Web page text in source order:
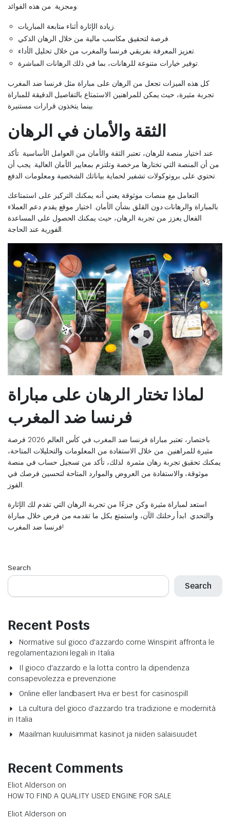
ومجزية. من هذه الفوائد:
زيادة الإثارة أثناء متابعة المباريات.
فرصة لتحقيق مكاسب مالية من خلال الرهان الذكي.
تعزيز المعرفة بفريقي فرنسا والمغرب من خلال تحليل الأداء.
توفير خيارات متنوعة للرهانات، بما في ذلك الرهانات المباشرة.
كل هذه الميزات تجعل من الرهان على مباراة مثل فرنسا ضد المغرب
تجربة مثيرة، حيث يمكن للمراهنين الاستمتاع بالتفاصيل الدقيقة للمباراة
بينما يتخذون قرارات مستنيرة.
الثقة والأمان في الرهان
عند اختيار منصة للرهان، تعتبر الثقة والأمان من العوامل الأساسية. تأكد
من أن المنصة التي تختارها مرخصة وتلتزم بمعايير الأمان العالية. يجب أن
تحتوي على بروتوكولات تشفير لحماية بياناتك الشخصية ومعلومات الدفع.
التعامل مع منصات موثوقة يعني أنه يمكنك التركيز على استمتاعك
بالمباراة والرهانات دون القلق بشأن الأمان. اختيار موقع يقدم دعم العملاء
الفعال يعزز من تجربة الرهان، حيث يمكنك الحصول على المساعدة
الفورية عند الحاجة.
لماذا تختار الرهان على مباراة
فرنسا ضد المغرب
باختصار، تعتبر مباراة فرنسا ضد المغرب في كأس العالم 2026 فرصة
مثيرة للمراهنين. من خلال الاستفادة من المعلومات والتحليلات المتاحة،
يمكنك تحقيق تجربة رهان مثمرة. لذلك، تأكد من تسجيل حساب في منصة
موثوقة، والاستفادة من العروض والموارد المتاحة لتحسين فرصك في
الفوز.
استعد لمباراة مثيرة وكن جزءًا من تجربة الرهان التي تقدم لك الإثارة
والتحدي. ابدأ رحلتك الآن، واستمتع بكل ما تقدمه من فرص خلال مباراة
فرنسا ضد المغرب!
Search
Search
Recent Posts
Normative sul gioco d'azzardo come Winspirit affronta le
regolamentazioni legali in Italia
Il gioco d'azzardo e la lotta contro la dipendenza
consapevolezza e prevenzione
Online eller landbasert Hva er best for casinospill
La cultura del gioco d'azzardo tra tradizione e modernità
in Italia
Maailman kuuluisimmat kasinot ja niiden salaisuudet
Recent Comments
Eliot Alderson on
HOW TO FIND A QUALITY USED ENGINE FOR SALE
Eliot Alderson on